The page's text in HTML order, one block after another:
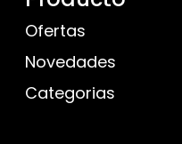
Ofertas
Novedades
Categorias